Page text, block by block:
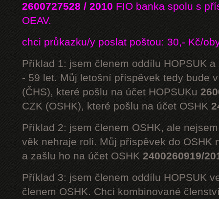
2600727528 / 2010 FIO banka spolu s
OEAV.
chci průkazku/y poslat poštou: 30,- Kč/
Příklad 1: jsem členem oddílu HOPSUK
- 59 let. Můj letošní příspěvek tedy bude
(ČHS), které pošlu na účet HOPSUKu
CZK (OSHK), které pošlu na účet OSHK
Příklad 2: jsem členem OSHK, ale
věk nehraje roli. Můj příspěvek do OSHK
a zašlu ho na účet OSHK 2400260919/
Příklad 3: jsem členem oddílu HOPSUK
členem OSHK. Chci kombinované